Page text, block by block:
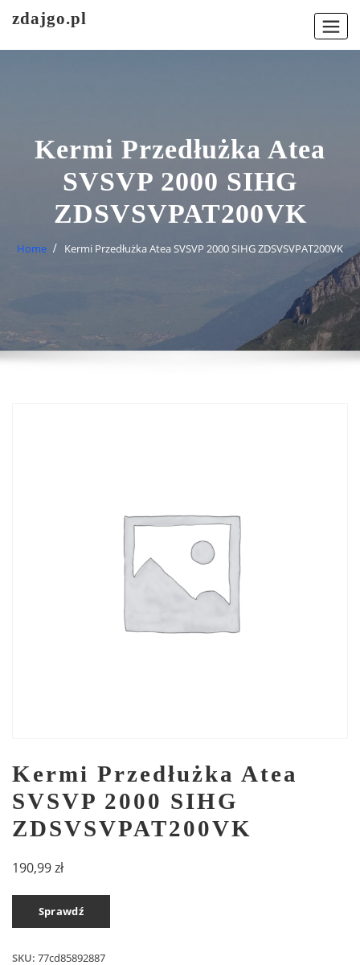
zdajgo.pl
Kermi Przedłużka Atea
SVSVP 2000 SIHG
ZDSVSVPAT200VK
Home Kermi Przedłużka Atea SVSVP 2000 SIHG ZDSVSVPAT200VK
Kermi Przedłużka Atea
SVSVP 2000 SIHG
ZDSVSVPAT200VK
190,99zł
Sprawdź
SKU: 77cd85892887